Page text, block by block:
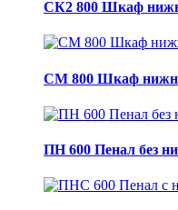
СК2 800 Шкаф
СМ 800 Шкаф
ПН 600 Пенал без